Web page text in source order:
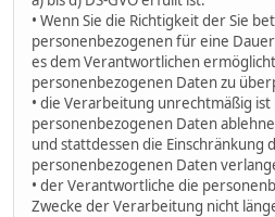
• Wenn Sie die Richtigkeit der Sie
personenbezogenen für eine
es dem Verantwortlichen
personenbezogenen Daten zu
• die Verarbeitung unrechtmäßig
personenbezogenen Daten
und stattdessen die Einschränkung
personenbezogenen Daten
• der Verantwortliche die
Zwecke der Verarbeitung nicht